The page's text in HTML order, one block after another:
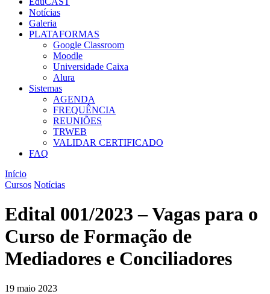
Notícias
Galeria
PLATAFORMAS
Google Classroom
Moodle
Universidade Caixa
Alura
Sistemas
AGENDA
FREQUÊNCIA
REUNIÕES
TRWEB
VALIDAR CERTIFICADO
FAQ
Início
Cursos Notícias
Edital 001/2023 – Vagas para o
Curso de Formação de
Mediadores e Conciliadores
19 maio 2023